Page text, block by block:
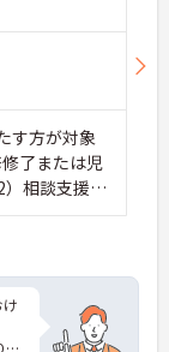
す方が対象
了または児
相談支援従
相談支援従
の